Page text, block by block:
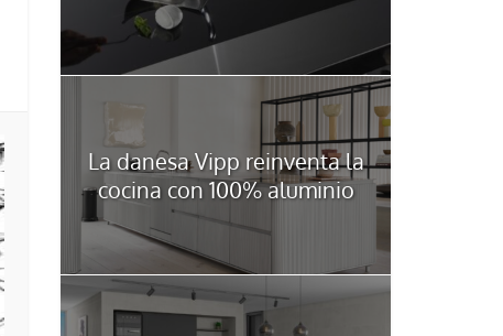
La danesa Vipp reinventa la
cocina con 100% aluminio